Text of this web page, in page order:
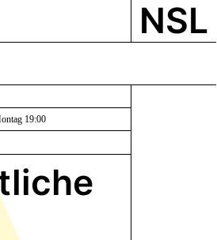
NSL
19:00